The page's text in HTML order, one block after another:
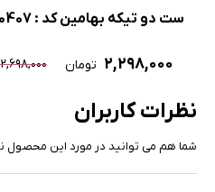
ست دو تیکه بهامین کد : 110407
۲,۲۹۸,۰۰۰ تومان ۲,۶۹۸,۰۰۰
نظرات کاربران
شما هم می توانید در مورد این محصول